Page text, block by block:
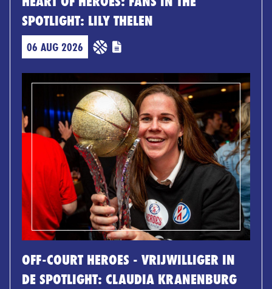
SPOTLIGHT: LILY THELEN
06 AUG 2026
OFF-COURT HEROES - VRIJWILLIGER IN
DE SPOTLIGHT: CLAUDIA KRANENBURG